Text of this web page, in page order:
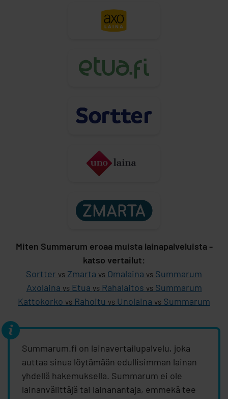
Miten Summarum eroaa muista lainapalveluista -
katso vertailut:
Sortter vs Zmarta vs Omalaina vs Summarum
Axolaina vsEtua vsRahalaitos vsSummarum
Kattokorko vs Rahoitu vs Unolaina vs Summarum
Summarum.fi on lainavertailupalvelu, joka
auttaa sinua löytämään edullisimman lainan
yhdellä hakemuksella. Summarum ei ole
lainanvälittäjä tai lainanantaja, emmekä tee